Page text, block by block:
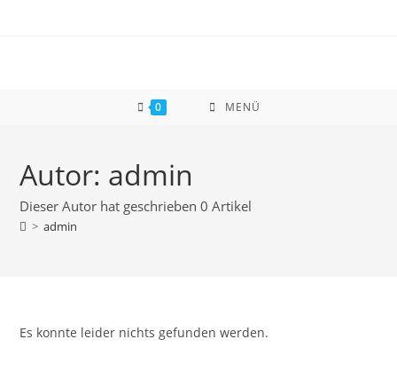
0 MENÜ
Autor: admin
Dieser Autor hat geschrieben 0 Artikel
> admin
Es konnte leider nichts gefunden werden.